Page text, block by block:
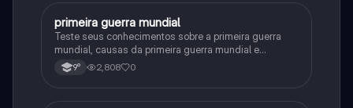
História
primeira guerra mundial
Teste seus conhecimentos sobre a primeira guerra
mundial, causas da primeira guerra mundial e
consequências da Primeira Guerra Mundial, fases da
primeira guerra mundial
9° 2,808 0